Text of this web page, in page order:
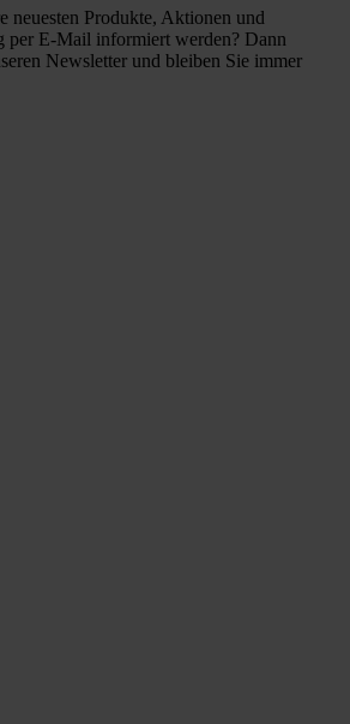
neuesten Produkte, Aktionen und
per E-Mail informiert werden? Dann
Newsletter und bleiben Sie immer